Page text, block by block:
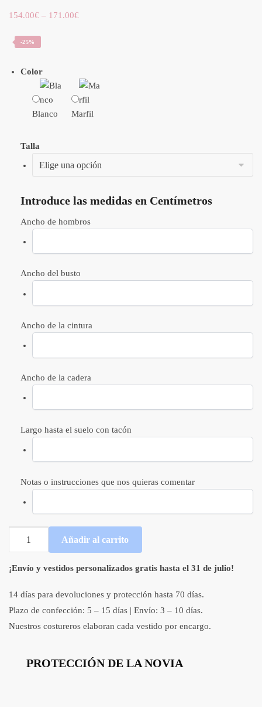
154.00€ – 171.00€
-25%
Color
Blanco Marfil
Talla
Introduce las medidas en Centímetros
Ancho de hombros
Ancho del busto
Ancho de la cintura
Ancho de la cadera
Largo hasta el suelo con tacón
Notas o instrucciones que nos quieras comentar
de
silueta
manga
Añadir al carrito
¡Envío y vestidos personalizados gratis hasta el 31 de julio!
14 días para devoluciones y protección hasta 70 días.
Plazo de confección: 5 – 15 días | Envío: 3 – 10 días.
Nuestros costureros elaboran cada vestido por encargo.
PROTECCIÓN DE LA NOVIA